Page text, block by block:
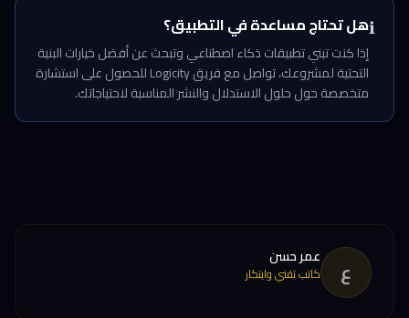
ℹ️هل تحتاج مساعدة في التطبيق؟
إذا كنت تبني تطبيقات ذكاء اصطناعي وتبحث عن أفضل خيارات البنية
التحتية لمشروعك، تواصل مع فريق Logicity للحصول على استشارة
متخصصة حول حلول الاستدلال والنشر المناسبة لاحتياجاتك.
ع عمر حسن
كاتب تقني وابتكار